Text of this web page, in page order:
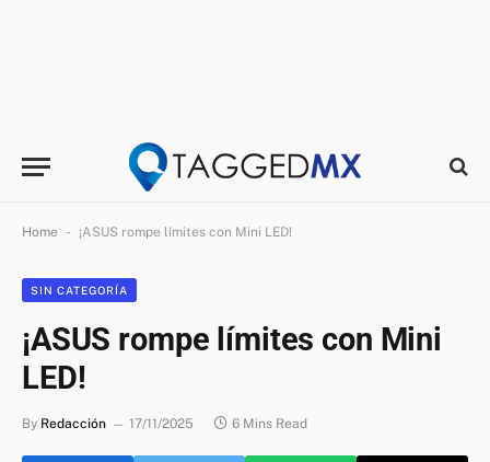
Home - ¡ASUS rompe límites con Mini LED!
SIN CATEGORÍA
¡ASUS rompe límites con Mini
LED!
By Redacción 17/11/2025 6 Mins Read